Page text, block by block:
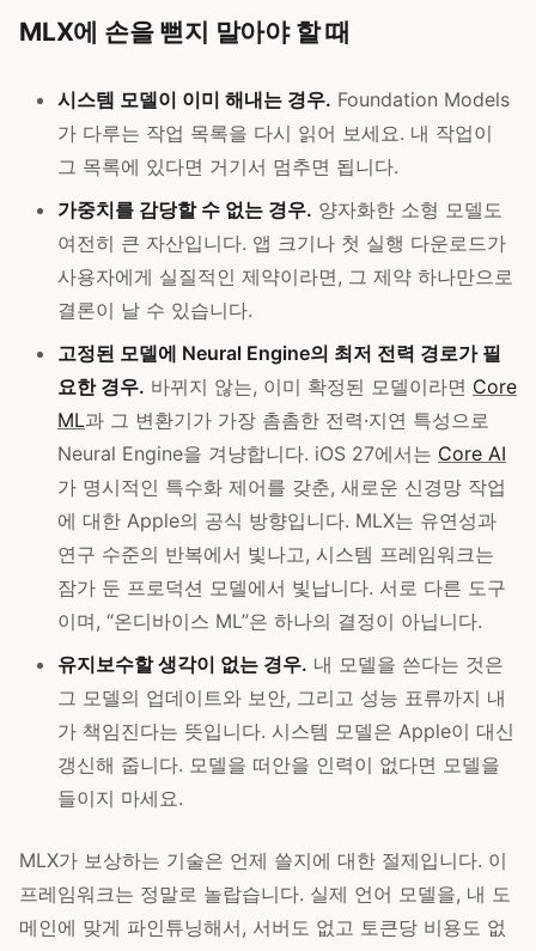
MLX에 손을 뻗지 말아야 할 때
시스템 모델이 이미 해내는 경우. Foundation Models
가 다루는 작업 목록을 다시 읽어 보세요. 내 작업이
그 목록에 있다면 거기서 멈추면 됩니다.
가중치를 감당할 수 없는 경우. 양자화한 소형 모델도
여전히 큰 자산입니다. 앱 크기나 첫 실행 다운로드가
사용자에게 실질적인 제약이라면, 그 제약 하나만으로
결론이 날 수 있습니다.
고정된 모델에 Neural Engine의 최저 전력 경로가 필
요한 경우. 바뀌지 않는, 이미 확정된 모델이라면 Core
ML과 그 변환기가 가장 촘촘한 전력·지연 특성으로
Neural Engine을 겨냥합니다. iOS 27에서는 Core AI
가 명시적인 특수화 제어를 갖춘, 새로운 신경망 작업
에 대한 Apple의 공식 방향입니다. MLX는 유연성과
연구 수준의 반복에서 빛나고, 시스템 프레임워크는
잠가 둔 프로덕션 모델에서 빛납니다. 서로 다른 도구
이며, “온디바이스 ML”은 하나의 결정이 아닙니다.
유지보수할 생각이 없는 경우. 내 모델을 쓴다는 것은
그 모델의 업데이트와 보안, 그리고 성능 표류까지 내
가 책임진다는 뜻입니다. 시스템 모델은 Apple이 대신
갱신해 줍니다. 모델을 떠안을 인력이 없다면 모델을
들이지 마세요.
MLX가 보상하는 기술은 언제 쓸지에 대한 절제입니다. 이
프레임워크는 정말로 놀랍습니다. 실제 언어 모델을, 내 도
메인에 맞게 파인튜닝해서, 서버도 없고 토큰당 비용도 없